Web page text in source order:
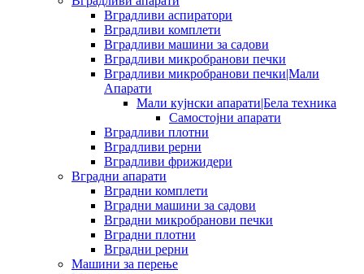
Вградливи аспиратори
Вградливи комплети
Вградливи машини за садови
Вградливи микробранови печки
Вградливи микробранови печки|Мали
Апарати
Мали кујнски апарати|Бела техника
Самостојни апарати
Вградливи плотни
Вградливи рерни
Вградливи фрижидери
Вградни апарати
Вградни комплети
Вградни машини за садови
Вградни микробранови печки
Вградни плотни
Вградни рерни
Машини за перење